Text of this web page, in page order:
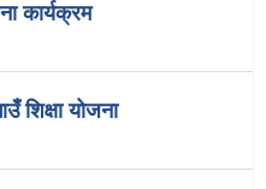
कार्यक्रम
शिक्षा योजना